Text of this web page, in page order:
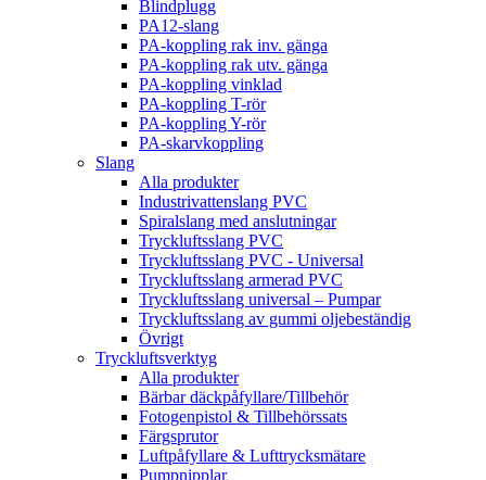
Blindplugg
PA12-slang
PA-koppling rak inv. gänga
PA-koppling rak utv. gänga
PA-koppling vinklad
PA-koppling T-rör
PA-koppling Y-rör
PA-skarvkoppling
Slang
Alla produkter
Industrivattenslang PVC
Spiralslang med anslutningar
Tryckluftsslang PVC
Tryckluftsslang PVC - Universal
Tryckluftsslang armerad PVC
Tryckluftsslang universal – Pumpar
Tryckluftsslang av gummi oljebeständig
Övrigt
Tryckluftsverktyg
Alla produkter
Bärbar däckpåfyllare/Tillbehör
Fotogenpistol & Tillbehörssats
Färgsprutor
Luftpåfyllare & Lufttrycksmätare
Pumpnipplar